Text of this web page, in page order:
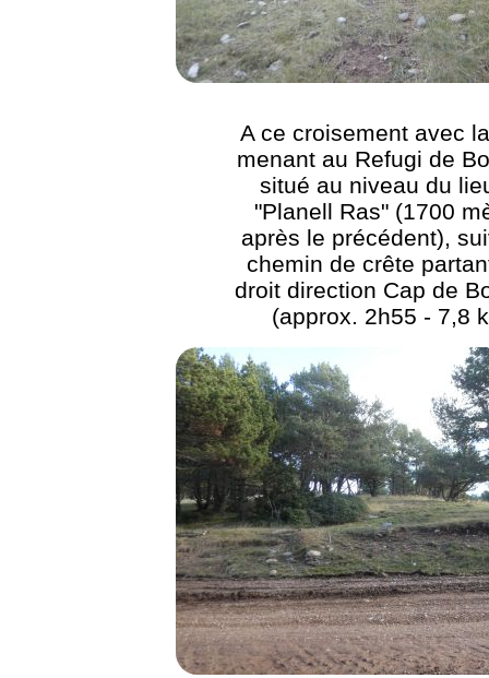
A ce croisement avec
menant au Refugi de
situé au niveau du
"Planell Ras" (1700
après le précédent),
chemin de crête
droit direction Cap de
(approx. 2h55 - 7,8